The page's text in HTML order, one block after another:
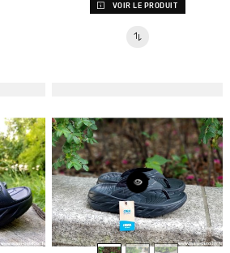
VOIR LE PRODUIT